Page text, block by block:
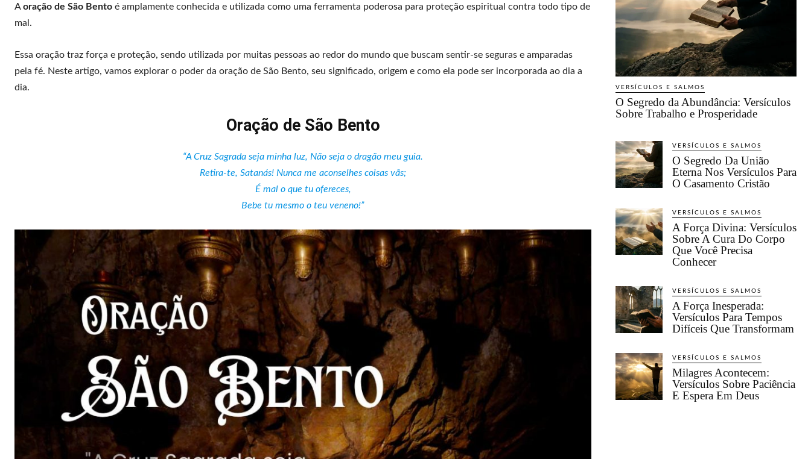
Aoração de São Bento é amplamente conhecida e utilizada como uma ferramenta poderosa para proteção espiritual contra todo tipo de
mal.
Essa oração traz força e proteção, sendo utilizada por muitas pessoas ao redor do mundo que buscam sentir-se seguras e amparadas
pela fé. Neste artigo, vamos explorar o poder da oração de São Bento, seu significado, origem e como ela pode ser incorporada ao dia a
dia.
Oração de São Bento
“A Cruz Sagrada seja minha luz, Não seja o dragão meu guia.
Retira-te, Satanás! Nunca me aconselhes coisas vãs;
É mal o que tu ofereces,
Bebe tu mesmo o teu veneno!”
VERSÍCULOS E SALMOS
O Segredo da Abundância: Versículos
Sobre Trabalho e Prosperidade
VERSÍCULOS E SALMOS
O Segredo Da União
Eterna Nos Versículos Para
O Casamento Cristão
VERSÍCULOS E SALMOS
A Força Divina: Versículos
Sobre A Cura Do Corpo
Que Você Precisa
Conhecer
VERSÍCULOS E SALMOS
A Força Inesperada:
Versículos Para Tempos
Difíceis Que Transformam
VERSÍCULOS E SALMOS
Milagres Acontecem:
Versículos Sobre Paciência
E Espera Em Deus